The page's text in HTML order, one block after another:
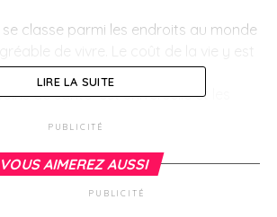
se classe parmi les endroits au monde
des pays industrialisés. La
de santé est universelle et les
des Français souhaitant s’établir au
le Québec.
LIRE LA SUITE
PUBLICITÉ
VOUS AIMEREZ AUSSI
PUBLICITÉ